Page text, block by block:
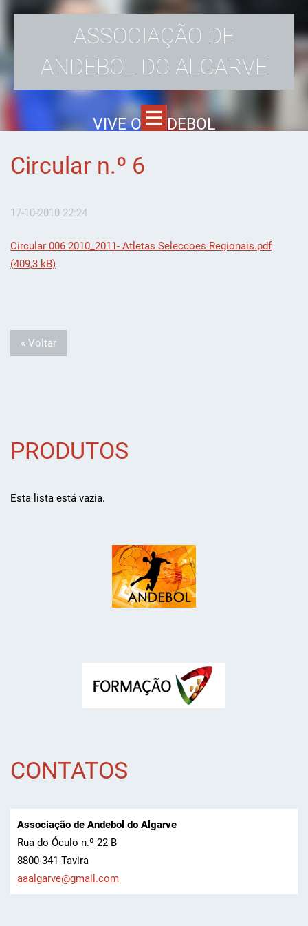
ASSOCIAÇÃO DE
ANDEBOL DO ALGARVE
VIVE O ANDEBOL
Circular n.º 6
17-10-2010 22:24
Circular 006 2010_2011- Atletas Seleccoes Regionais.pdf
(409,3 kB)
« Voltar
PRODUTOS
Esta lista está vazia.
CONTATOS
Associação de Andebol do Algarve
Rua do Óculo n.º 22 B
8800-341 Tavira
aaalgarve@gmail.com